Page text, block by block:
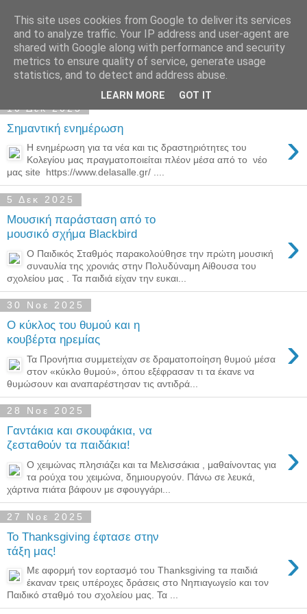
Παιδικός Σταθμός-
Νηπιαγωγείο "ΔΕΛΑΣΑΛ"
10 Δεκ 2025
Σημαντική ενημέρωση ›
Η ενημέρωση για τα νέα και τις δραστηριότητες του
Κολεγίου μας πραγματοποιείται πλέον μέσα από το νέο
μας site https://www.delasalle.gr/ ....
5 Δεκ 2025
Μουσική παράσταση από το
μουσικό σχήμα Blackbird
›
Ο Παιδικός Σταθμός παρακολούθησε την πρώτη μουσική
συναυλία της χρονιάς στην Πολυδύναμη Αίθουσα του
σχολείου μας . Τα παιδιά είχαν την ευκαι...
30 Νοε 2025
Ο κύκλος του θυμού και η
κουβέρτα ηρεμίας
›
Τα Προνήπια συμμετείχαν σε δραματοποίηση θυμού μέσα
στον «κύκλο θυμού», όπου εξέφρασαν τι τα έκανε να
θυμώσουν και αναπαρέστησαν τις αντιδρά...
28 Νοε 2025
Γαντάκια και σκουφάκια, να
ζεσταθούν τα παιδάκια!
›
Ο χειμώνας πλησιάζει και τα Μελισσάκια , μαθαίνοντας για
τα ρούχα του χειμώνα, δημιουργούν. Πάνω σε λευκά,
χάρτινα πιάτα βάφουν με σφουγγάρι...
27 Νοε 2025
Το Thanksgiving έφτασε στην
τάξη μας!
›
Με αφορμή τον εορτασμό του Thanksgiving τα παιδιά
έκαναν τρεις υπέροχες δράσεις στο Νηπιαγωγείο και τον
Παιδικό σταθμό του σχολείου μας. Τα ...
This site uses cookies from Google to deliver its services
and to analyze traffic. Your IP address and user-agent are
shared with Google along with performance and security
metrics to ensure quality of service, generate usage
statistics, and to detect and address abuse.
LEARN MORE GOT IT